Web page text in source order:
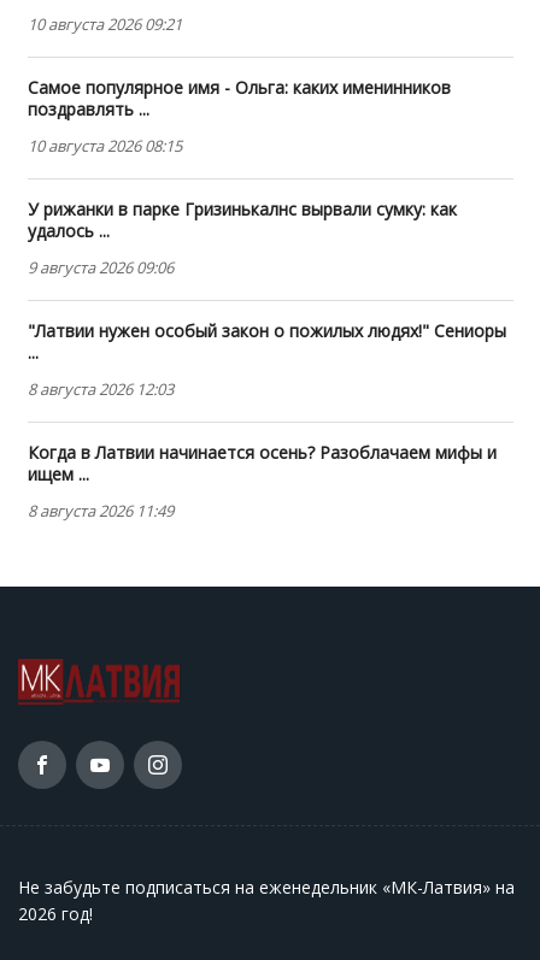
10 августа 2026 09:21
Самое популярное имя - Ольга: каких именинников
поздравлять ...
10 августа 2026 08:15
У рижанки в парке Гризинькалнс вырвали сумку: как
удалось ...
9 августа 2026 09:06
"Латвии нужен особый закон о пожилых людях!" Сениоры
...
8 августа 2026 12:03
Когда в Латвии начинается осень? Разоблачаем мифы и
ищем ...
8 августа 2026 11:49
Не забудьте подписаться на еженедельник «МК-Латвия» на
2026 год!